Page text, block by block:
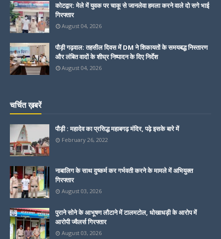
कोटद्वार: मेले में युवक पर चाकू से जानलेवा हमला करने वाले दो सगे भाई
गिरफ्तार
August 04, 2026
पौड़ी गढ़वाल: तहसील दिवस में DM ने शिकायतों के समयबद्ध निस्तारण
और लंबित वादों के शीघ्र निष्पादन के दिए निर्देश
August 04, 2026
चर्चित ख़बरें
पौड़ी : महादेव का प्रसिद्ध महाबगढ़ मंदिर, पढ़े इसके बारे में
February 26, 2022
नाबालिग के साथ दुष्कर्म कर गर्भवती करने के मामले में अभियुक्त
गिरफ्तार
August 03, 2026
पुराने सोने के आभूषण लौटाने में टालमटोल, धोखाधड़ी के आरोप में
आरोपी ज्वैलर्स गिरफ्तार
August 03, 2026